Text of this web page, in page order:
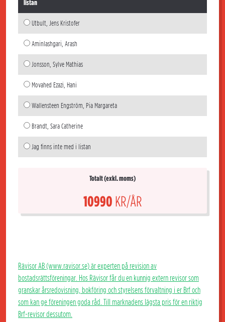
listan
Utbult, Jens Kristofer
Aminlashgari, Arash
Jonsson, Sylve Mathias
Movahed Ezazi, Hani
Wallensteen Engström, Pia Margareta
Brandt, Sara Catherine
Jag finns inte med i listan
Totalt (exkl. moms)
10990 KR/ÅR
Rävisor AB (www.ravisor.se) är experten på revision av
bostadsrättsföreningar. Hos Rävisor får du en kunnig extern revisor som
granskar årsredovisning, bokföring och styrelsens förvaltning i er Brf och
som kan ge föreningen goda råd. Till marknadens lägsta pris för en riktig
Brf-revisor dessutom.